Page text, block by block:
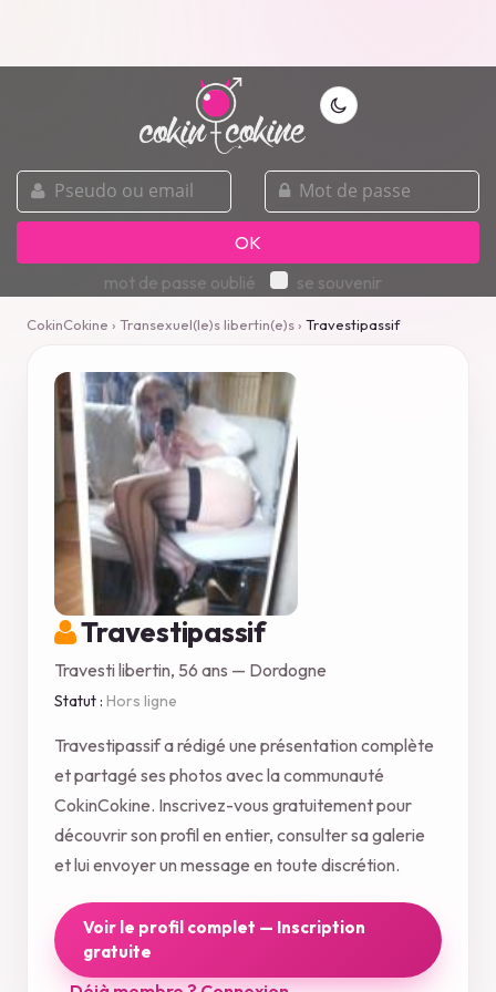
pseudo
ou
email
mot
de
passe
OK
mot de passe oublié
se souvenir
CokinCokine › Transexuel(le)s libertin(e)s› Travestipassif
Travestipassif
Travesti libertin, 56 ans — Dordogne
Statut : Hors ligne
Travestipassif a rédigé une présentation complète
et partagé ses photos avec la communauté
CokinCokine. Inscrivez-vous gratuitement pour
découvrir son profil en entier, consulter sa galerie
et lui envoyer un message en toute discrétion.
Voir le profil complet — Inscription
gratuite